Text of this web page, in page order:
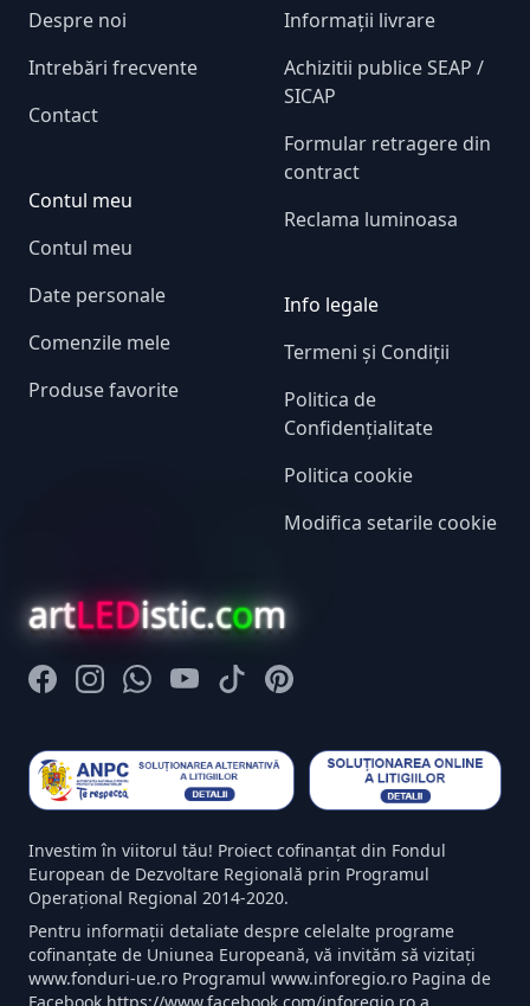
Despre noi
Intrebări frecvente
Contact
Contul meu
Contul meu
Date personale
Comenzile mele
Produse favorite
Informații livrare
Achizitii publice SEAP /
SICAP
Formular retragere din
contract
Reclama luminoasa
Info legale
Termeni și Condiții
Politica de
Confidențialitate
Politica cookie
Modifica setarile cookie
artLEDistic.com
FacebookInstagramWhatsappYoutubeTiktokPinterest
Investim în viitorul tău! Proiect cofinanțat din Fondul
European de Dezvoltare Regională prin Programul
Operațional Regional 2014-2020.
Pentru informații detaliate despre celelalte programe
cofinanțate de Uniunea Europeană, vă invităm să vizitați
www.fonduri-ue.ro Programul www.inforegio.ro Pagina de